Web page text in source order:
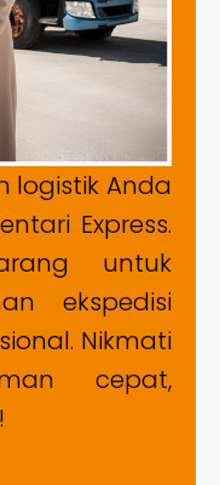
logistik Anda
Express.
untuk
ekspedisi
Nikmati
cepat,